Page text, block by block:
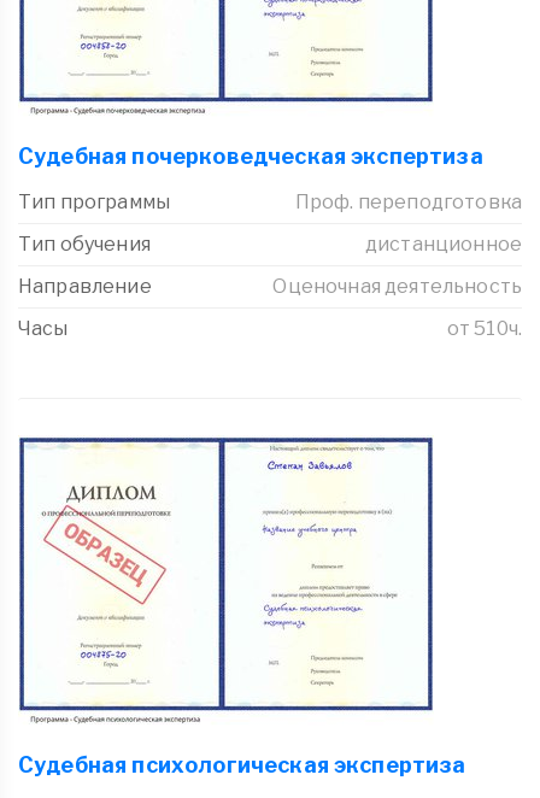
Судебная почерковедческая экспертиза
Тип программы
Проф. переподготовка
Тип обучения
дистанционное
Направление
Оценочная деятельность
Часы
от 510ч.
Судебная психологическая экспертиза